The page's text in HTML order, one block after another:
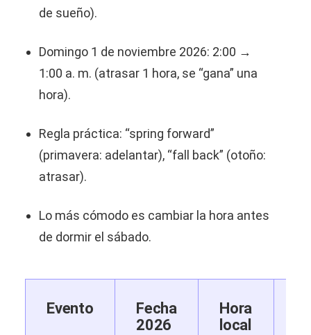
de sueño).
Domingo 1 de noviembre 2026: 2:00 →
1:00 a. m. (atrasar 1 hora, se “gana” una
hora).
Regla práctica: “spring forward”
(primavera: adelantar), “fall back” (otoño:
atrasar).
Lo más cómodo es cambiar la hora antes
de dormir el sábado.
Evento
Fecha
2026
Hora
local